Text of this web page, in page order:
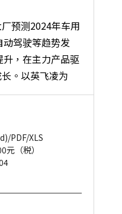
预测2024年车用
驾驶等趋势发
，在主力产品驱
。以英飞凌为
的成长动能，而瑞
PDF/XLS
元（税）